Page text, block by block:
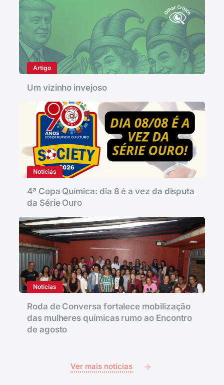
Artigo
Um vizinho invejoso
Notícias
4ª Copa Química: dia 8 é a vez da disputa
da Série Ouro
Notícias
Roda de Conversa fortalece mobilização
das mulheres químicas rumo ao Encontro
de agosto
Ver mais notícias